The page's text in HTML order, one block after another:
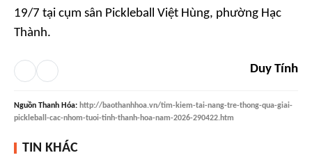
19/7 tại cụm sân Pickleball Việt Hùng, phường Hạc
Thành.
Duy Tính
Nguồn Thanh Hóa: http://baothanhhoa.vn/tim-kiem-tai-nang-tre-thong-qua-giai-
pickleball-cac-nhom-tuoi-tinh-thanh-hoa-nam-2026-290422.htm
TIN KHÁC